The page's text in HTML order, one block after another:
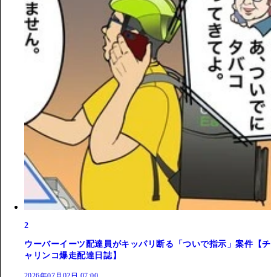
2
ウーバーイーツ配達員がキッパリ断る「ついで指示」案件【チ
ャリンコ爆走配達日誌】